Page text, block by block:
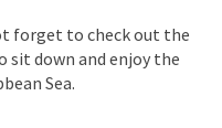
forget to check out the
sit down and enjoy the
Sea.